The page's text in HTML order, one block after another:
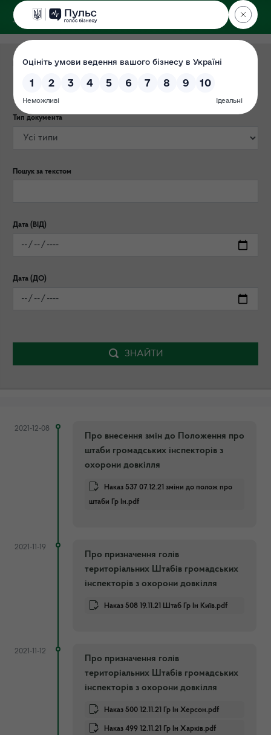
ДЕРЖЕКОІНСПЕКЦІЯ
Категорія публікації
Тип документа
Пошук за текстом
Дата (ВІД)
Дата (ДО)
ЗНАЙТИ
2021-12-08
Про внесення змін до Положення про
штаби громадських інспекторів з
охорони довкілля
Наказ 537 07.12.21 зміни до полож про
штаби Гр Ін.pdf
2021-11-19
Про призначення голів
територіальних Штабів громадських
інспекторів з охорони довкілля
Наказ 508 19.11.21 Штаб Гр Ін Київ.pdf
2021-11-12
Про призначення голів
територіальних Штабів громадських
інспекторів з охорони довкілля
Наказ 500 12.11.21 Гр Ін Херсон.pdf
Наказ 499 12.11.21 Гр Ін Харків.pdf